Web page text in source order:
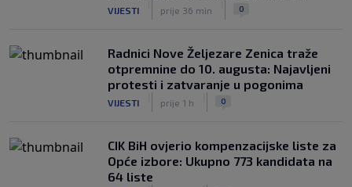
VIJESTI prije 36 min 0
Radnici Nove Željezare Zenica traže
otpremnine do 10. augusta: Najavljeni
protesti i zatvaranje u pogonima
VIJESTI prije 1 h 0
CIK BiH ovjerio kompenzacijske liste za
Opće izbore: Ukupno 773 kandidata na
64 liste